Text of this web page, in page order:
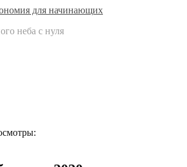
для начинающих
неба с нуля